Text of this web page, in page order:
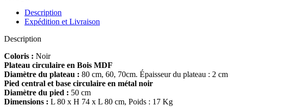
Description
Expédition et Livraison
Description
Coloris : Noir
Plateau circulaire en Bois MDF
Diamètre du plateau : 80 cm, 60, 70cm. Épaisseur du plateau : 2 cm
Pied central et base circulaire en métal noir
Diamètre du pied : 50 cm
Dimensions : L 80 x H 74 x L 80 cm, Poids : 17 Kg